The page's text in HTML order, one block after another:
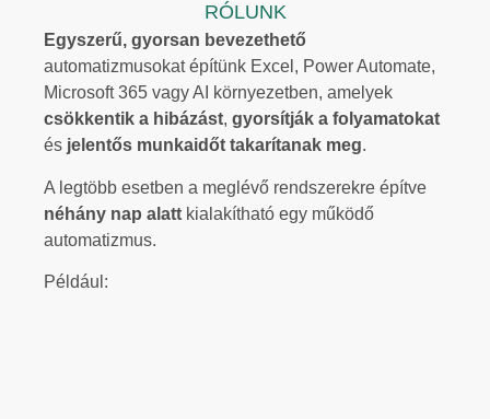
RÓLUNK
Egyszerű, gyorsan bevezethető
automatizmusokat építünk Excel, Power Automate,
Microsoft 365 vagy AI környezetben, amelyek
csökkentik a hibázást, gyorsítják a folyamatokat
és jelentős munkaidőt takarítanak meg.
A legtöbb esetben a meglévő rendszerekre építve
néhány nap alatt kialakítható egy működő
automatizmus.
Például: